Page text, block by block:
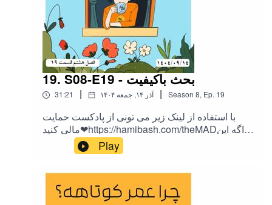
19. S08-E19 - بحث باکیفیت
31:21 | ۱۴۰۴ آذر ۱۴, جمعه | Season 8, Ep. 19
با استفاده از لینک زیر می تونی از پادکست حمایت
مالی کنید❤https://hamibash.com/theMADاگه این
اپیزود رو دوست داشتین به اشتراک بزارید،
AD-castTelegram : @theMadPodcastهمه ی لینک
Play